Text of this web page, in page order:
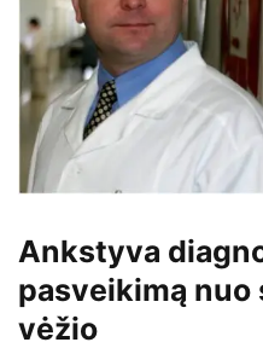
Ankstyva
pasveikimą nuo
vėžio